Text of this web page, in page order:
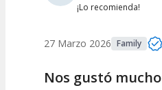
¡Lo recomienda!
27 Marzo 2026 Family
Nos gustó mucho